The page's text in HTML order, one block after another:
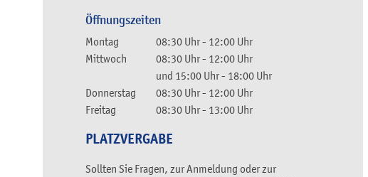
Öffnungszeiten
Montag 08:30 Uhr- 12:00 Uhr
Mittwoch
08:30 Uhr- 12:00 Uhr
und 15:00 Uhr- 18:00 Uhr
Donnerstag
08:30 Uhr- 12:00 Uhr
Freitag
08:30 Uhr- 13:00 Uhr
PLATZVERGABE
Sollten Sie Fragen, zur Anmeldung oder zur